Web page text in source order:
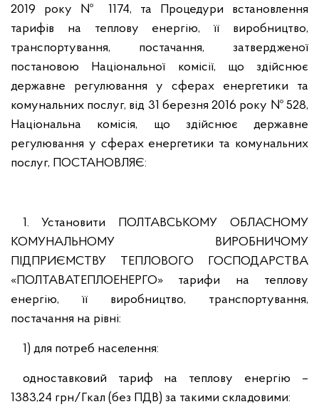
2019 року № 1174, та Процедури встановлення
тарифів на теплову енергію, її виробництво,
транспортування, постачання, затвердженої
постановою Національної комісії, що здійснює
державне регулювання у сферах енергетики та
комунальних послуг, від 31 березня 2016 року № 528,
Національна комісія, що здійснює державне
регулювання у сферах енергетики та комунальних
послуг, ПОСТАНОВЛЯЄ:
1. Установити ПОЛТАВСЬКОМУ ОБЛАСНОМУ
КОМУНАЛЬНОМУ ВИРОБНИЧОМУ
ПІДПРИЄМСТВУ ТЕПЛОВОГО ГОСПОДАРСТВА
«ПОЛТАВАТЕПЛОЕНЕРГО» тарифи на теплову
енергію, її виробництво, транспортування,
постачання на рівні:
1) для потреб населення:
одноставковий тариф на теплову енергію –
1383,24 грн/Гкал (без ПДВ) за такими складовими: